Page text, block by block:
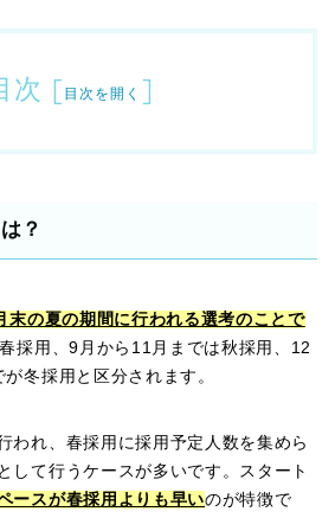
次 [ 目次を開く ]
？
末の夏の期間に行われる選考のことで
採用、9月から11月までは秋採用、12
冬採用と区分されます。
われ、春採用に採用予定人数を集めら
して行うケースが多いです。スタート
ースが春採用よりも早いのが特徴で